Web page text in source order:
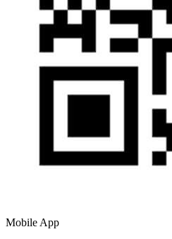
Mobile App